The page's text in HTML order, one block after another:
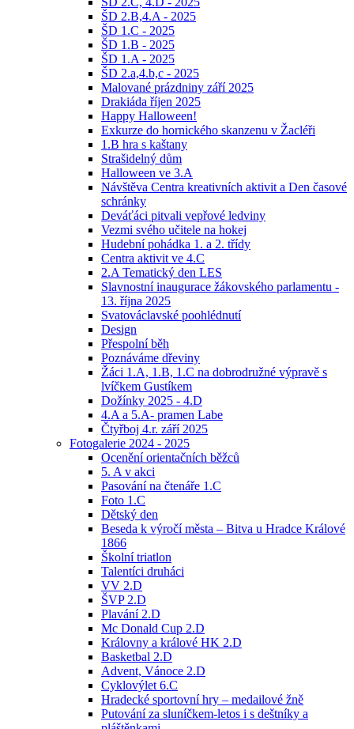
ŠD 2.B,4.A - 2025
ŠD 1.C - 2025
ŠD 1.B - 2025
ŠD 1.A - 2025
ŠD 2.a,4.b,c - 2025
Malované prázdniny září 2025
Drakiáda říjen 2025
Happy Halloween!
Exkurze do hornického skanzenu v Žacléři
1.B hra s kaštany
Strašidelný dům
Halloween ve 3.A
Návštěva Centra kreativních aktivit a Den časové
schránky
Deváťáci pitvali vepřové ledviny
Vezmi svého učitele na hokej
Hudební pohádka 1. a 2. třídy
Centra aktivit ve 4.C
2.A Tematický den LES
Slavnostní inaugurace žákovského parlamentu -
13. října 2025
Svatováclavské poohlédnutí
Design
Přespolní běh
Poznáváme dřeviny
Žáci 1.A, 1.B, 1.C na dobrodružné výpravě s
lvíčkem Gustíkem
Dožínky 2025 - 4.D
4.A a 5.A- pramen Labe
Čtyřboj 4.r. září 2025
Fotogalerie 2024 - 2025
Ocenění orientačních běžců
5. A v akci
Pasování na čtenáře 1.C
Foto 1.C
Dětský den
Beseda k výročí města – Bitva u Hradce Králové
1866
Školní triatlon
Talentíci druháci
VV 2.D
ŠVP 2.D
Plavání 2.D
Mc Donald Cup 2.D
Královny a králové HK 2.D
Basketbal 2.D
Advent, Vánoce 2.D
Cyklovýlet 6.C
Hradecké sportovní hry – medailové žně
Putování za sluníčkem-letos i s deštníky a